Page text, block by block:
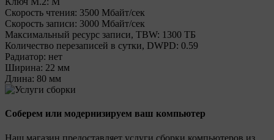
Cкорость чтения: 3500 Мбайт/сек
Cкорость записи: 3000 Мбайт/сек
Максимальный ресурс записи, TBW: 1300 ТБ
Количество перезаписей в сутки, DWPD: 0.59
Радиатор: нет
Ширина: 22 мм
Длина: 80 мм
Соберем или модернизируем ваш компьютер
Наш магазин предоставляет услуги сборки компьютеров из